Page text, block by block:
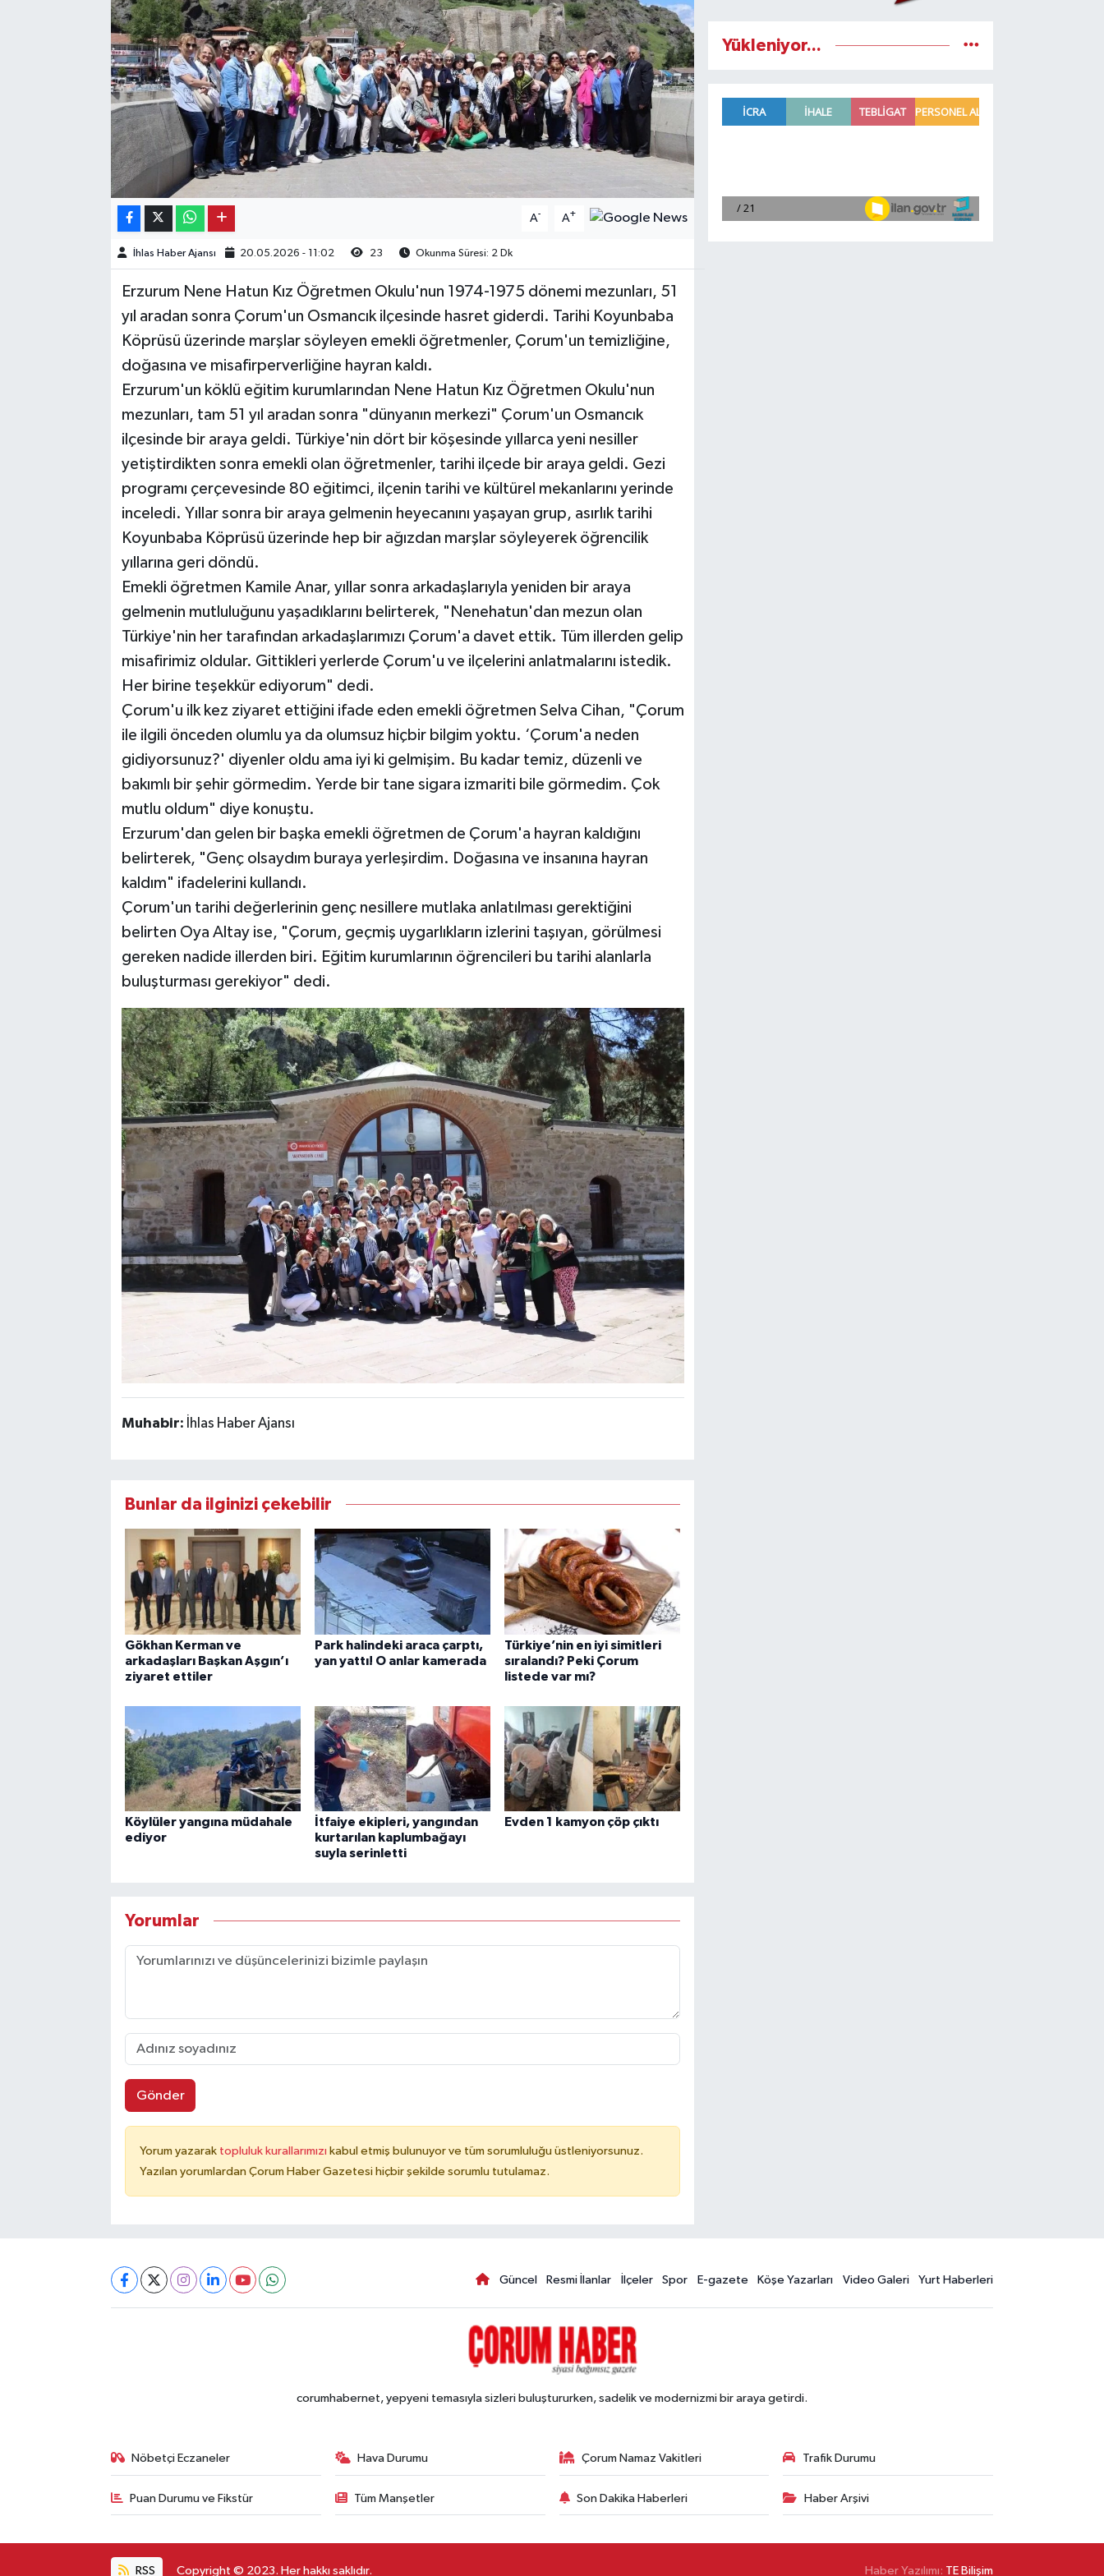
A- A+
İhlas Haber Ajansı 20.05.2026 - 11:02 23 Okunma Süresi: 2 Dk
Erzurum Nene Hatun Kız Öğretmen Okulu'nun 1974-1975 dönemi mezunları, 51
yıl aradan sonra Çorum'un Osmancık ilçesinde hasret giderdi. Tarihi Koyunbaba
Köprüsü üzerinde marşlar söyleyen emekli öğretmenler, Çorum'un temizliğine,
doğasına ve misafirperverliğine hayran kaldı.
Erzurum'un köklü eğitim kurumlarından Nene Hatun Kız Öğretmen Okulu'nun
mezunları, tam 51 yıl aradan sonra "dünyanın merkezi" Çorum'un Osmancık
ilçesinde bir araya geldi. Türkiye'nin dört bir köşesinde yıllarca yeni nesiller
yetiştirdikten sonra emekli olan öğretmenler, tarihi ilçede bir araya geldi. Gezi
programı çerçevesinde 80 eğitimci, ilçenin tarihi ve kültürel mekanlarını yerinde
inceledi. Yıllar sonra bir araya gelmenin heyecanını yaşayan grup, asırlık tarihi
Koyunbaba Köprüsü üzerinde hep bir ağızdan marşlar söyleyerek öğrencilik
yıllarına geri döndü.
Emekli öğretmen Kamile Anar, yıllar sonra arkadaşlarıyla yeniden bir araya
gelmenin mutluluğunu yaşadıklarını belirterek, "Nenehatun'dan mezun olan
Türkiye'nin her tarafından arkadaşlarımızı Çorum'a davet ettik. Tüm illerden gelip
misafirimiz oldular. Gittikleri yerlerde Çorum'u ve ilçelerini anlatmalarını istedik.
Her birine teşekkür ediyorum" dedi.
Çorum'u ilk kez ziyaret ettiğini ifade eden emekli öğretmen Selva Cihan, "Çorum
ile ilgili önceden olumlu ya da olumsuz hiçbir bilgim yoktu. ‘Çorum'a neden
gidiyorsunuz?' diyenler oldu ama iyi ki gelmişim. Bu kadar temiz, düzenli ve
bakımlı bir şehir görmedim. Yerde bir tane sigara izmariti bile görmedim. Çok
mutlu oldum" diye konuştu.
Erzurum'dan gelen bir başka emekli öğretmen de Çorum'a hayran kaldığını
belirterek, "Genç olsaydım buraya yerleşirdim. Doğasına ve insanına hayran
kaldım" ifadelerini kullandı.
Çorum'un tarihi değerlerinin genç nesillere mutlaka anlatılması gerektiğini
belirten Oya Altay ise, "Çorum, geçmiş uygarlıkların izlerini taşıyan, görülmesi
gereken nadide illerden biri. Eğitim kurumlarının öğrencileri bu tarihi alanlarla
buluşturması gerekiyor" dedi.
Muhabir: İhlas Haber Ajansı
Bunlar da ilginizi çekebilir
Gökhan Kerman ve
arkadaşları Başkan Aşgın’ı
ziyaret ettiler
Park halindeki araca çarptı,
yan yattı! O anlar kamerada
Türkiye’nin en iyi simitleri
sıralandı? Peki Çorum
listede var mı?
Köylüler yangına müdahale
ediyor
İtfaiye ekipleri, yangından
kurtarılan kaplumbağayı
suyla serinletti
Evden 1 kamyon çöp çıktı
Yorumlar
Gönder
Yorum yazarak topluluk kurallarımızı kabul etmiş bulunuyor ve tüm sorumluluğu üstleniyorsunuz.
Yazılan yorumlardan Çorum Haber Gazetesi hiçbir şekilde sorumlu tutulamaz.
Yükleniyor...
Güncel Resmi İlanlar İlçeler Spor E-gazete Köşe Yazarları Video Galeri Yurt Haberleri
corumhabernet, yepyeni temasıyla sizleri buluştururken, sadelik ve modernizmi bir araya getirdi.
Nöbetçi Eczaneler Hava Durumu Çorum Namaz Vakitleri Trafik Durumu
Puan Durumu ve Fikstür Tüm Manşetler Son Dakika Haberleri Haber Arşivi
RSS Copyright © 2023. Her hakkı saklıdır. Haber Yazılımı: TE Bilişim